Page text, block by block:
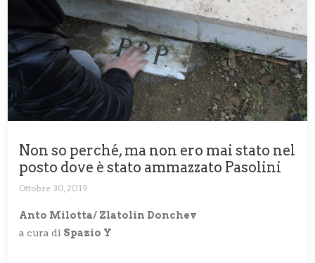
Non so perché, ma non ero mai stato nel
posto dove è stato ammazzato Pasolini
Ottobre 30, 2019
Anto Milotta/ Zlatolin Donchev
a cura di Spazio Y